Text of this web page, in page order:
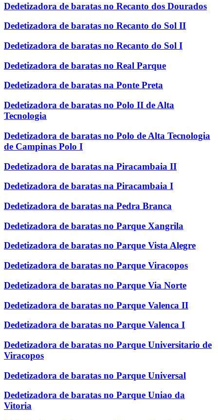
Dedetizadora de baratas no Recanto dos Dourados
Dedetizadora de baratas no Recanto do Sol II
Dedetizadora de baratas no Recanto do Sol I
Dedetizadora de baratas no Real Parque
Dedetizadora de baratas na Ponte Preta
Dedetizadora de baratas no Polo II de Alta
Tecnologia
Dedetizadora de baratas no Polo de Alta Tecnologia
de Campinas Polo I
Dedetizadora de baratas na Piracambaia II
Dedetizadora de baratas na Piracambaia I
Dedetizadora de baratas na Pedra Branca
Dedetizadora de baratas no Parque Xangrila
Dedetizadora de baratas no Parque Vista Alegre
Dedetizadora de baratas no Parque Viracopos
Dedetizadora de baratas no Parque Via Norte
Dedetizadora de baratas no Parque Valenca II
Dedetizadora de baratas no Parque Valenca I
Dedetizadora de baratas no Parque Universitario de
Viracopos
Dedetizadora de baratas no Parque Universal
Dedetizadora de baratas no Parque Uniao da
Vitoria